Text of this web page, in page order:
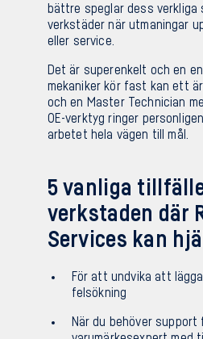
bättre speglar dess
verkstäder när utmaningar
eller service.
Det är superenkelt och en
mekaniker kör fast kan ett
och en Master Technician
OE-verktyg ringer
arbetet hela vägen till mål.
5 vanliga
verkstaden där
Services kan
För att undvika att
felsökning
När du behöver support